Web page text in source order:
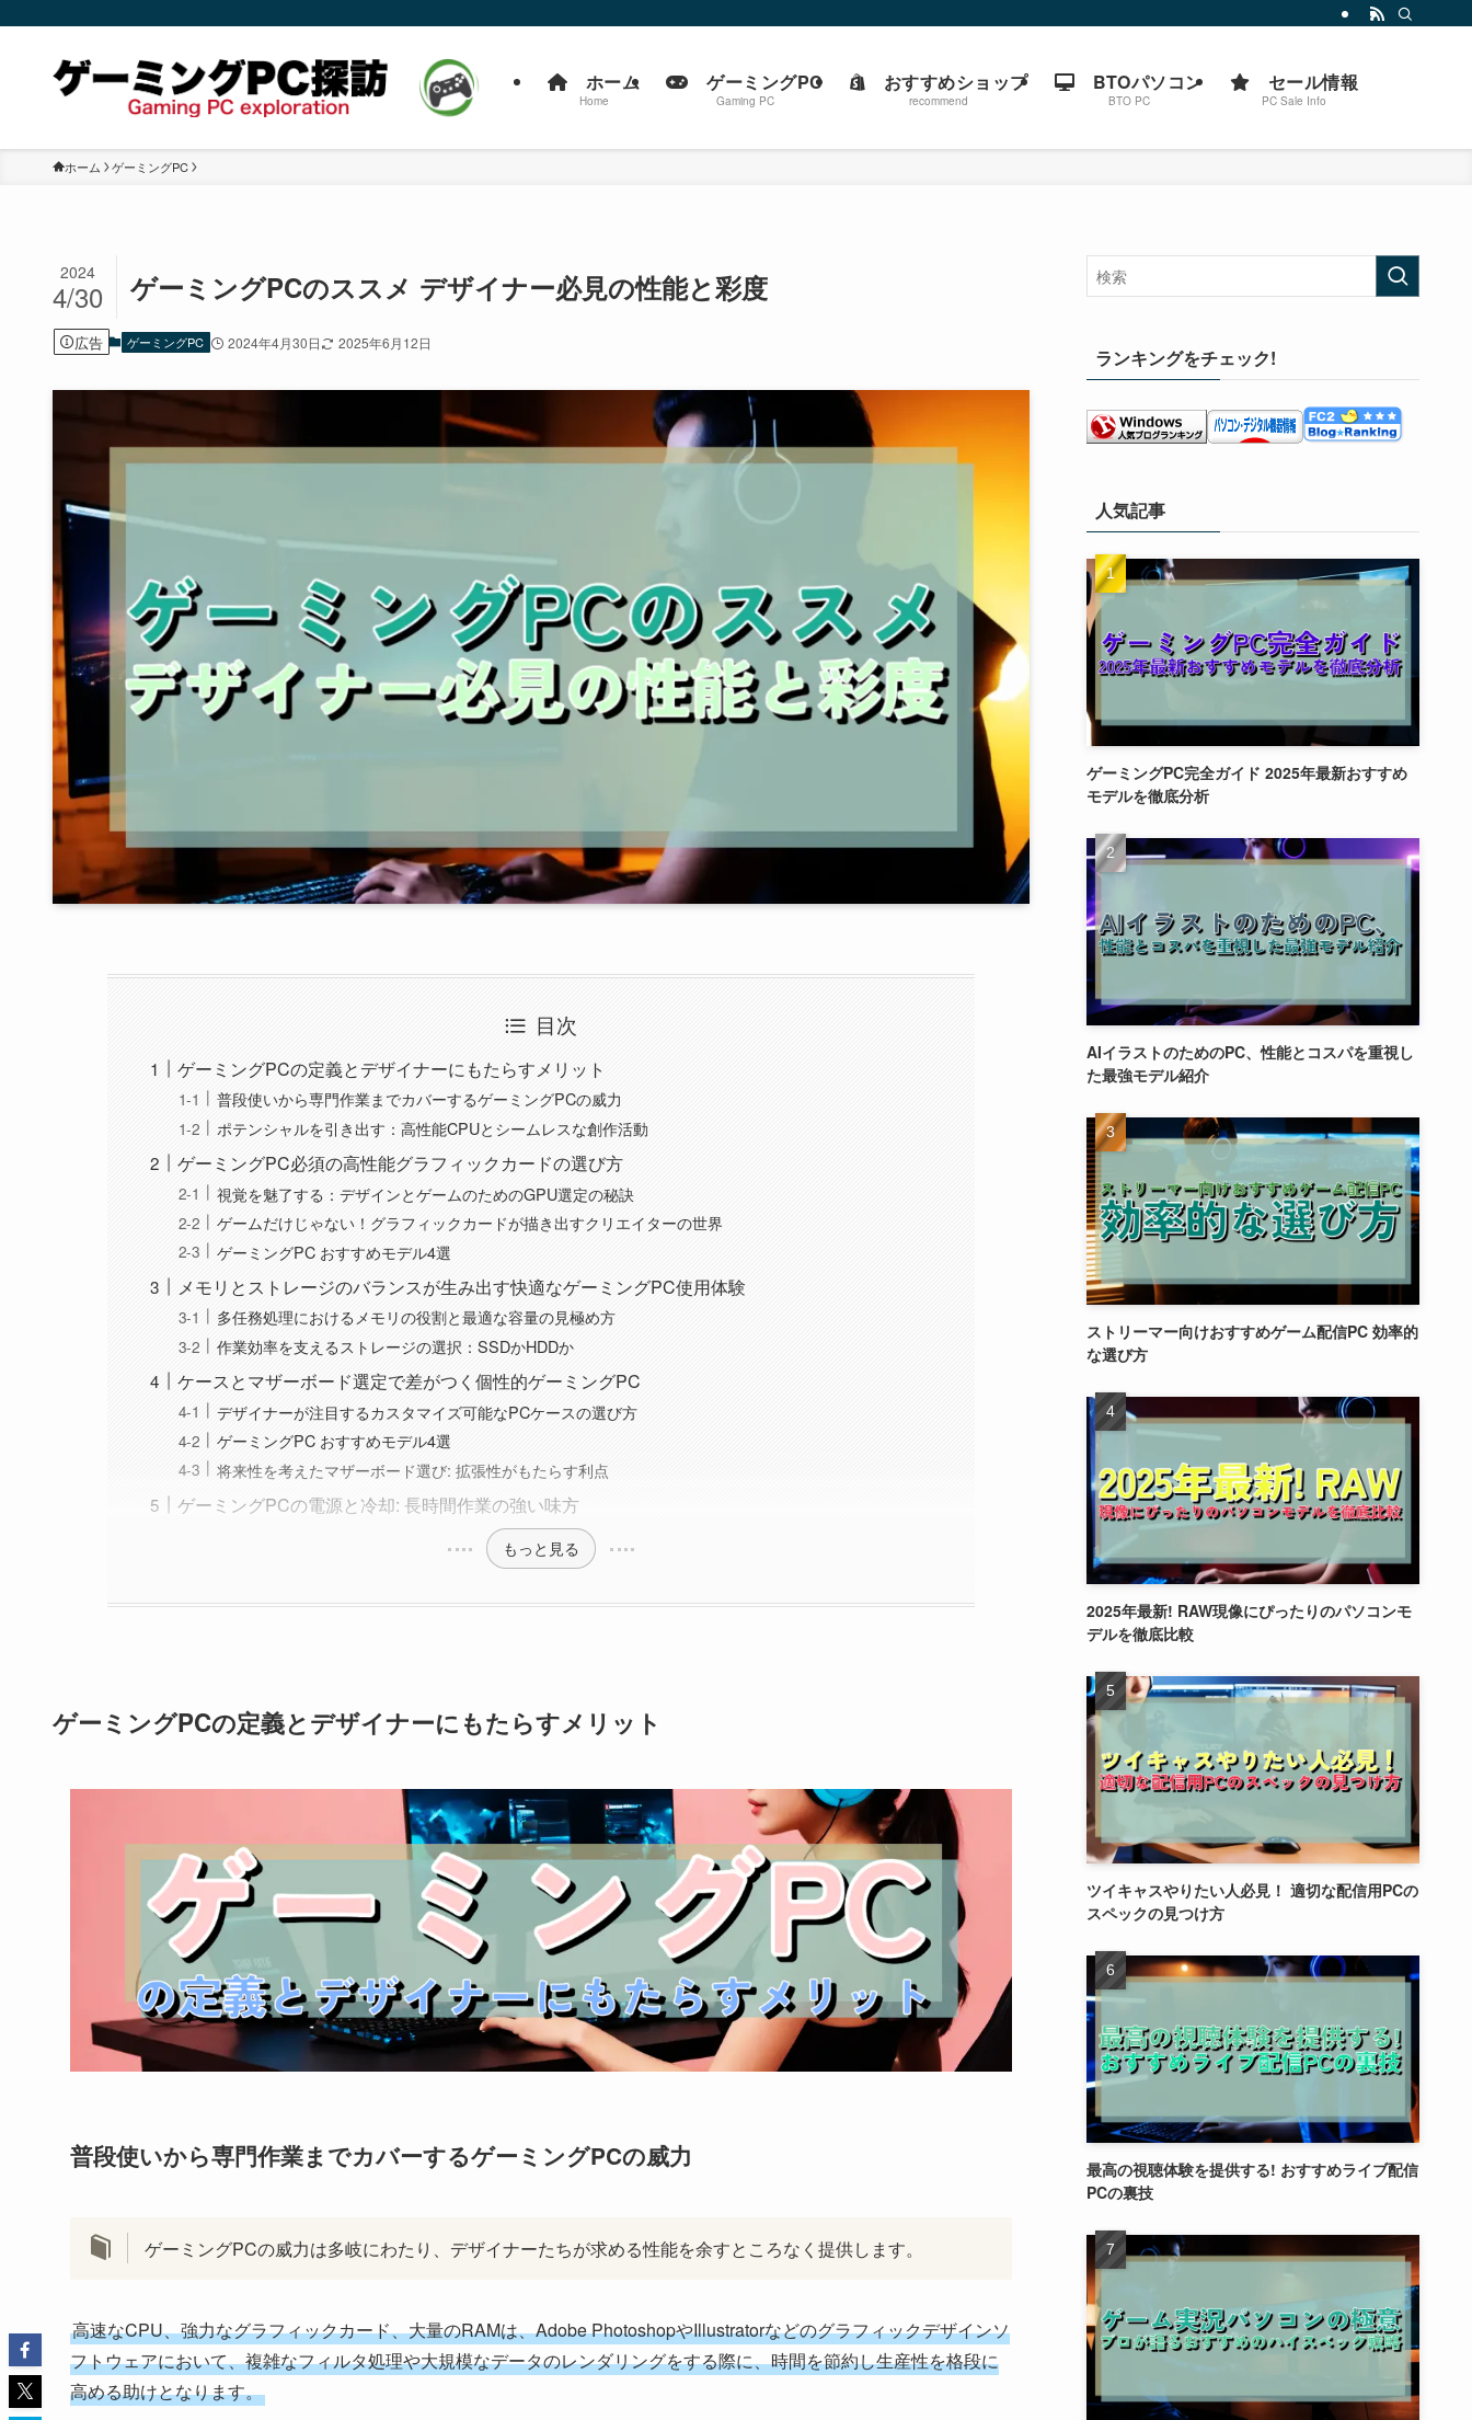
ホーム
Home
ゲーミングPC
Gaming PC
おすすめショップ
recommend
BTOパソコン
BTO PC
セール情報
PC Sale Info
ホーム ゲーミングPC
ゲーミングPCのススメ デザイナー必見の性能と彩度
2024
4/30
広告 ゲーミングPC 2024年4月30日 2025年6月12日
目次
ゲーミングPCの定義とデザイナーにもたらすメリット
普段使いから専門作業までカバーするゲーミングPCの威力
ポテンシャルを引き出す：高性能CPUとシームレスな創作活動
ゲーミングPC必須の高性能グラフィックカードの選び方
視覚を魅了する：デザインとゲームのためのGPU選定の秘訣
ゲームだけじゃない！グラフィックカードが描き出すクリエイターの世界
ゲーミングPC おすすめモデル4選
メモリとストレージのバランスが生み出す快適なゲーミングPC使用体験
多任務処理におけるメモリの役割と最適な容量の見極め方
作業効率を支えるストレージの選択：SSDかHDDか
ケースとマザーボード選定で差がつく個性的ゲーミングPC
デザイナーが注目するカスタマイズ可能なPCケースの選び方
ゲーミングPC おすすめモデル4選
将来性を考えたマザーボード選び: 拡張性がもたらす利点
ゲーミングPCの電源と冷却: 長時間作業の強い味方
もっと見る
ゲーミングPCの定義とデザイナーにもたらすメリット
普段使いから専門作業までカバーするゲーミングPCの威力
ゲーミングPCの威力は多岐にわたり、デザイナーたちが求める性能を余すところなく提供します。
高速なCPU、強力なグラフィックカード、大量のRAMは、Adobe PhotoshopやIllustratorなどのグラフィックデザインソ
フトウェアにおいて、複雑なフィルタ処理や大規模なデータのレンダリングをする際に、時間を節約し生産性を格段に
高める助けとなります。
ランキングをチェック!
人気記事
ゲーミングPC完全ガイド 2025年最新おすすめ
モデルを徹底分析
AIイラストのためのPC、性能とコスパを重視し
た最強モデル紹介
ストリーマー向けおすすめゲーム配信PC 効率的
な選び方
2025年最新! RAW現像にぴったりのパソコンモ
デルを徹底比較
ツイキャスやりたい人必見！ 適切な配信用PCの
スペックの見つけ方
最高の視聴体験を提供する! おすすめライブ配信
PCの裏技